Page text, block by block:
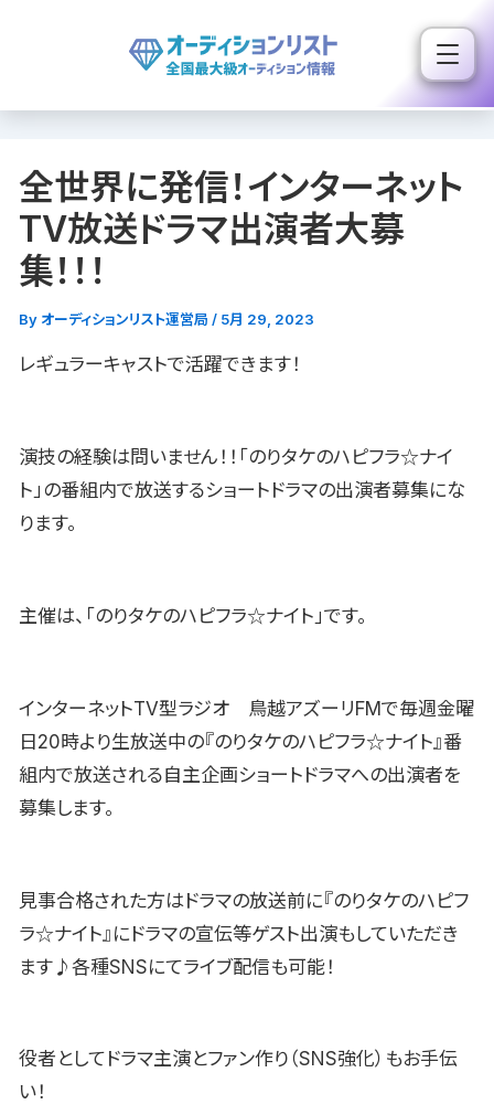
ス
全世界に発信！インターネット
TV放送ドラマ出演者大募
集！！！
By オーディションリスト運営局 / 5月 29, 2023
レギュラーキャストで活躍できます！
演技の経験は問いません！！「のりタケのハピフラ☆ナイ
ト」の番組内で放送するショートドラマの出演者募集にな
ります。
主催は、「のりタケのハピフラ☆ナイト」です。
インターネットTV型ラジオ 鳥越アズーリFMで毎週金曜
日20時より生放送中の『のりタケのハピフラ☆ナイト』番
組内で放送される自主企画ショートドラマへの出演者を
募集します。
見事合格された方はドラマの放送前に『のりタケのハピフ
ラ☆ナイト』にドラマの宣伝等ゲスト出演もしていただき
ます♪各種SNSにてライブ配信も可能！
役者としてドラマ主演とファン作り（SNS強化）もお手伝
い！